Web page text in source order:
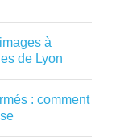
à
de Lyon
: comment